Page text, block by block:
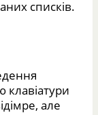
списків.
але